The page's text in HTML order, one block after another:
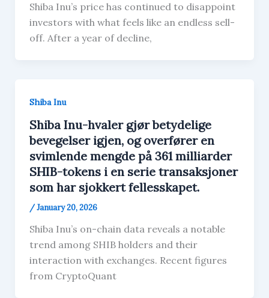
Shiba Inu’s price has continued to disappoint
investors with what feels like an endless sell-
off. After a year of decline,
Shiba Inu
Shiba Inu-hvaler gjør betydelige
bevegelser igjen, og overfører en
svimlende mengde på 361 milliarder
SHIB-tokens i en serie transaksjoner
som har sjokkert fellesskapet.
/January 20, 2026
Shiba Inu’s on-chain data reveals a notable
trend among SHIB holders and their
interaction with exchanges. Recent figures
from CryptoQuant